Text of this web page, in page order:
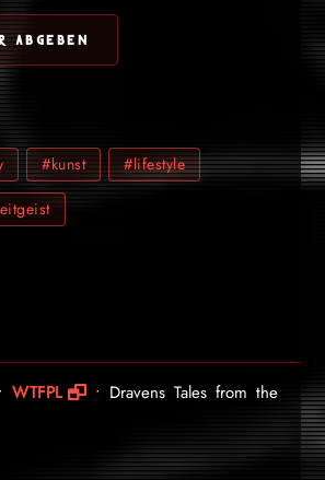
#kunst #lifestyle
WTFPL
• Dravens Tales from the